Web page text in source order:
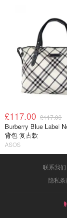
£117.00 £117.00
Burberry Blue Label
背包 复古款
ASOS
联系我们
隐私条